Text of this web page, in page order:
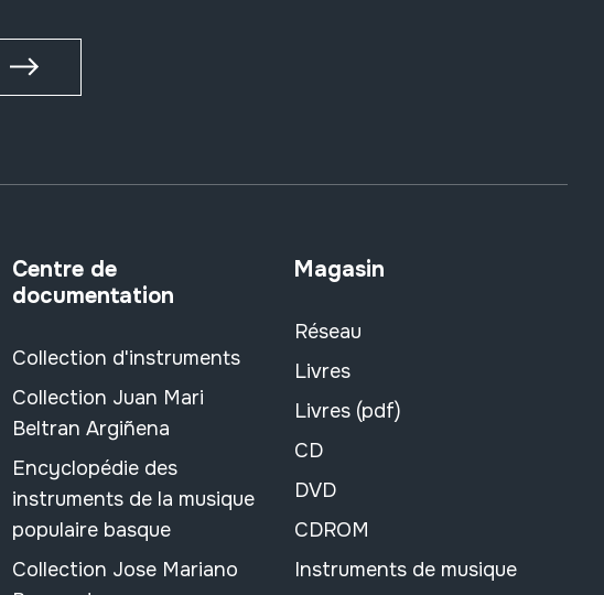
Centre de
documentation
Collection d'instruments
Collection Juan Mari
Beltran Argiñena
Encyclopédie des
instruments de la musique
populaire basque
Collection Jose Mariano
Magasin
Réseau
Livres
Livres (pdf)
CD
DVD
CDROM
Instruments de musique